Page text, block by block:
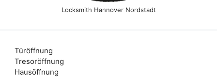
Locksmith Hannover Nordstadt
Türöffnung
Tresoröffnung
Hausöffnung